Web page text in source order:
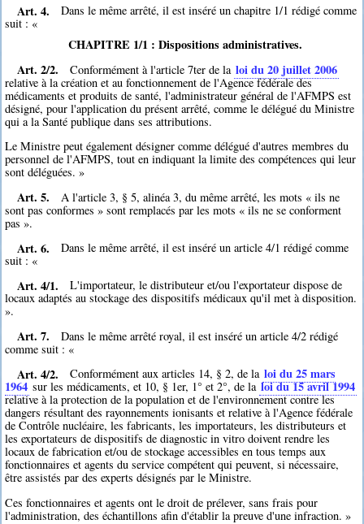
Art. 4.
Dans le même arrêté, il est inséré un chapitre 1/1 rédigé comme
suit : «
CHAPITRE 1/1 : Dispositions administratives.
Art. 2/2.
Conformément à l'article 7ter de la loi du 20 juillet 2006
relative à la création et au fonctionnement de l'Agence fédérale des
médicaments et produits de santé, l'administrateur général de l'AFMPS est
désigné, pour l'application du présent arrêté, comme le délégué du Ministre
qui a la Santé publique dans ses attributions.
Le Ministre peut également désigner comme délégué d'autres membres du
personnel de l'AFMPS, tout en indiquant la limite des compétences qui leur
sont déléguées. »
Art. 5.
A l'article 3, § 5, alinéa 3, du même arrêté, les mots « ils ne
sont pas conformes » sont remplacés par les mots « ils ne se conforment
pas ».
Art. 6.
Dans le même arrêté, il est inséré un article 4/1 rédigé comme
suit : «
Art. 4/1.
L'importateur, le distributeur et/ou l'exportateur dispose de
locaux adaptés au stockage des dispositifs médicaux qu'il met à disposition.
».
Art. 7.
Dans le même arrêté royal, il est inséré un article 4/2 rédigé
comme suit : «
Art. 4/2. Conformément aux articles 14, § 2, de la loi du 25 mars
1964 sur les médicaments, et 10, § 1er, 1° et 2°, de la loi du 15 avril 1994
relative à la protection de la population et de l'environnement contre les
dangers résultant des rayonnements ionisants et relative à l'Agence fédérale
de Contrôle nucléaire, les fabricants, les importateurs, les distributeurs et
les exportateurs de dispositifs de diagnostic in vitro doivent rendre les
locaux de fabrication et/ou de stockage accessibles en tous temps aux
fonctionnaires et agents du service compétent qui peuvent, si nécessaire,
être assistés par des experts désignés par le Ministre.
Ces fonctionnaires et agents ont le droit de prélever, sans frais pour
l'administration, des échantillons afin d'établir la preuve d'une infraction. »